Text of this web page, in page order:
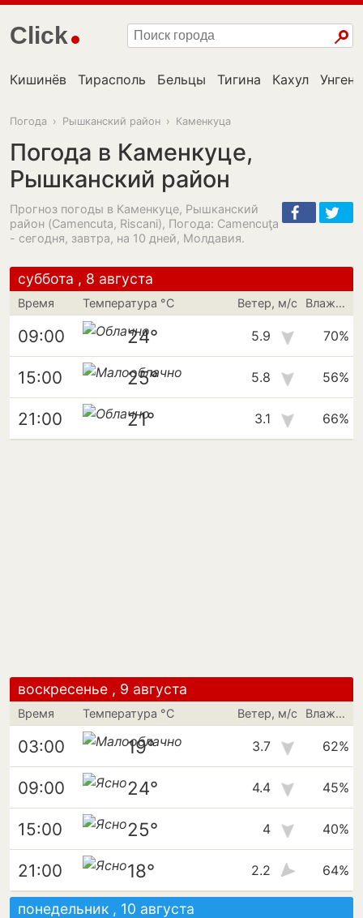
Click
Кишинёв Тирасполь Бельцы Тигина Кахул Унгень
Погода › Рышканский район › Каменкуца
Погода в Каменкуце,
Рышканский район
Прогноз погоды в Каменкуце, Рышканский
район (Camencuta, Riscani), Погода: Camencuţa
- сегодня, завтра, на 10 дней, Молдавия.
суббота , 8 августа
Время Температура °C Ветер, м/с Влажность
09:00 24° 5.9 70%
15:00 25° 5.8 56%
21:00 21° 3.1 66%
воскресенье , 9 августа
Время Температура °C Ветер, м/с Влажность
03:00 19° 3.7 62%
09:00 24° 4.4 45%
15:00 25° 4 40%
21:00 18° 2.2 64%
понедельник , 10 августа